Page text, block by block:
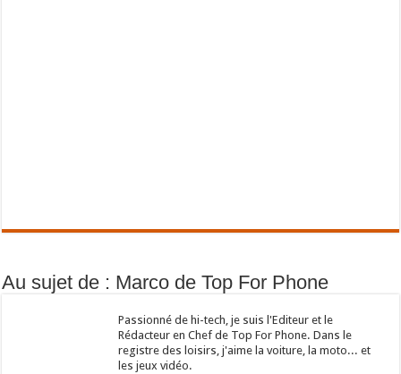
Au sujet de : Marco de Top For Phone
Passionné de hi-tech, je suis l'Editeur et le
Rédacteur en Chef de Top For Phone. Dans le
registre des loisirs, j'aime la voiture, la moto... et
les jeux vidéo.